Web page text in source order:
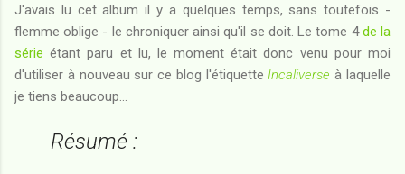
J'avais lu cet album il y a quelques temps, sans toutefois -
flemme oblige - le chroniquer ainsi qu'il se doit. Le tome 4de la
série étant paru et lu, le moment était donc venu pour moi
d'utiliser à nouveau sur ce blog l'étiquette Incaliverse à laquelle
je tiens beaucoup...
Résumé :